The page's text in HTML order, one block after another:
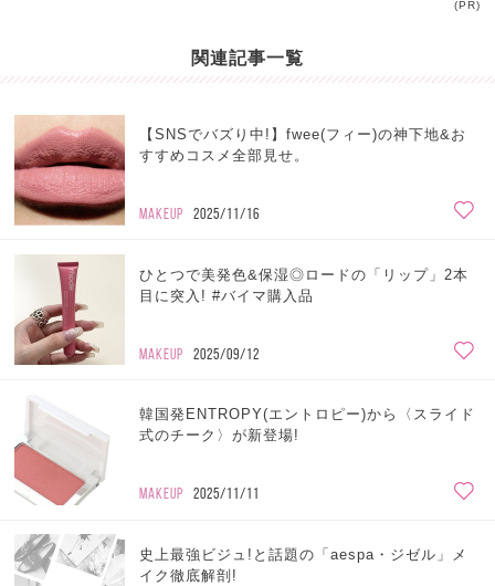
(PR)
関連記事一覧
【SNSでバズり中!】fwee(フィー)の神下地&お
すすめコスメ全部見せ。
MAKEUP 2025/11/16
ひとつで美発色&保湿◎ロードの「リップ」2本
目に突入! #バイマ購入品
MAKEUP 2025/09/12
韓国発ENTROPY(エントロピー)から〈スライド
式のチーク〉が新登場!
MAKEUP 2025/11/11
史上最強ビジュ!と話題の「aespa・ジゼル」メ
イク徹底解剖!